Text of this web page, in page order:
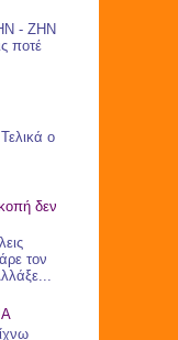
- ΖHN
ποτέ
ο
δεν
τον